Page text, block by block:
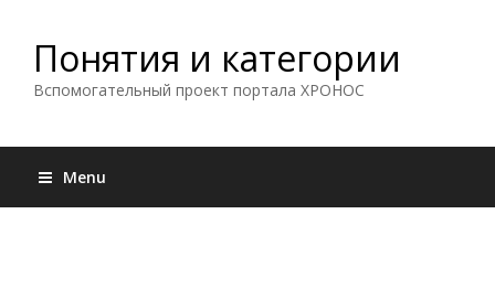
Понятия и категории
Вспомогательный проект портала ХРОНОС
Menu